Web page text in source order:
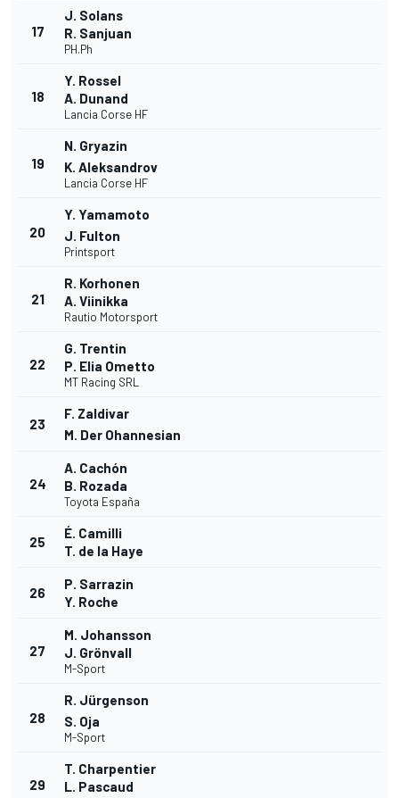
17
J. Solans
R. Sanjuan
PH.Ph
18
Y. Rossel
A. Dunand
Lancia Corse HF
19
N. Gryazin
K. Aleksandrov
Lancia Corse HF
20
Y. Yamamoto
J. Fulton
Printsport
21
R. Korhonen
A. Viinikka
Rautio Motorsport
22
G. Trentin
P. Elia Ometto
MT Racing SRL
23
F. Zaldivar
M. Der Ohannesian
24
A. Cachón
B. Rozada
Toyota España
25
É. Camilli
T. de la Haye
26
P. Sarrazin
Y. Roche
27
M. Johansson
J. Grönvall
M-Sport
28
R. Jürgenson
S. Oja
M-Sport
29
T. Charpentier
L. Pascaud